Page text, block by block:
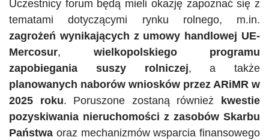
Uczestnicy forum będą mieli okazję zapoznać się z
tematami dotyczącymi rynku rolnego, m.in.
zagrożeń wynikających z umowy handlowej UE-
Mercosur, wielkopolskiego programu
zapobiegania suszy rolniczej, a także
planowanych naborów wniosków przez ARiMR w
2025 roku. Poruszone zostaną również
kwestie
pozyskiwania nieruchomości z zasobów Skarbu
Państwa oraz mechanizmów wsparcia finansowego